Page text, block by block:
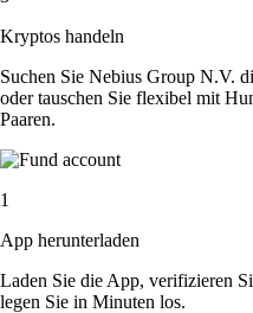
Kryptos handeln
Suchen Sie Nebius Group N.V.
oder tauschen Sie flexibel mit
Paaren.
1
App herunterladen
Laden Sie die App, verifizieren
legen Sie in Minuten los.